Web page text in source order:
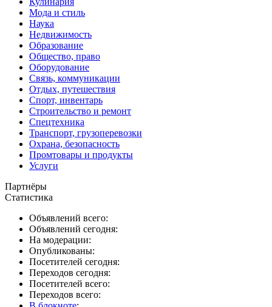
Мода и стиль
Наука
Недвижимость
Образование
Общество, право
Оборудование
Связь, коммуникации
Отдых, путешествия
Спорт, инвентарь
Строительство и ремонт
Спецтехника
Транспорт, грузоперевозки
Охрана, безопасность
Промтовары и продукты
Услуги
Партнёры
Статистика
Объявлений всего:
Объявлений сегодня:
На модерации:
Опубликованы:
Посетителей сегодня:
Переходов сегодня:
Посетителей всего:
Переходов всего: